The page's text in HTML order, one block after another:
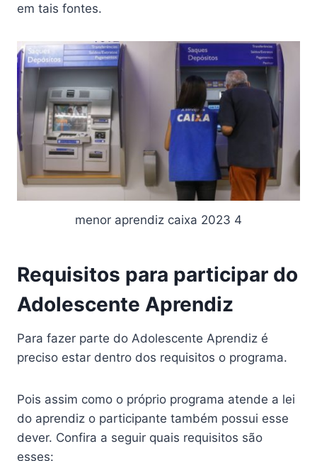
em tais fontes.
menor aprendiz caixa 2023 4
Requisitos para participar do
Adolescente Aprendiz
Para fazer parte do Adolescente Aprendiz é
preciso estar dentro dos requisitos o programa.
Pois assim como o próprio programa atende a lei
do aprendiz o participante também possui esse
dever. Confira a seguir quais requisitos são
esses: